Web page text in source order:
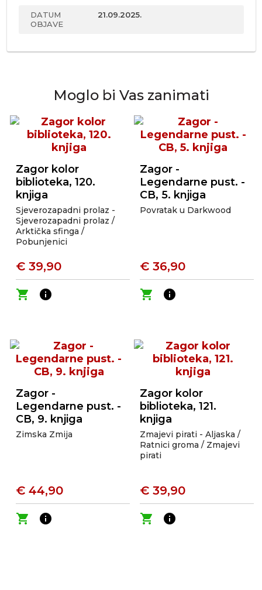
DATUM
OBJAVE
21.09.2025.
Moglo bi Vas zanimati
Zagor kolor
biblioteka, 120.
knjiga
Sjeverozapadni prolaz -
Sjeverozapadni prolaz /
Arktička sfinga /
Pobunjenici
€ 39,90
shopping_cart
info
Zagor -
Legendarne pust. -
CB, 5. knjiga
Povratak u Darkwood
€ 36,90
shopping_cart
info
Zagor -
Legendarne pust. -
CB, 9. knjiga
Zimska Zmija
€ 44,90
shopping_cart
info
Zagor kolor
biblioteka, 121.
knjiga
Zmajevi pirati - Aljaska /
Ratnici groma / Zmajevi
pirati
€ 39,90
shopping_cart
info